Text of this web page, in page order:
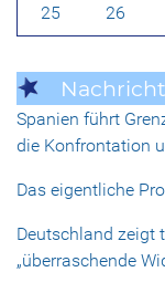
25 26
Spanien führt
die Konfrontation
Das eigentliche
Deutschland zeigt
„überraschende